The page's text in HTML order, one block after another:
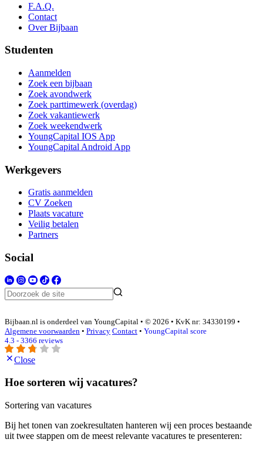
F.A.Q.
Contact
Over Bijbaan
Studenten
Aanmelden
Zoek een bijbaan
Zoek avondwerk
Zoek parttimewerk (overdag)
Zoek vakantiewerk
Zoek weekendwerk
YoungCapital IOS App
YoungCapital Android App
Werkgevers
Gratis aanmelden
CV Zoeken
Plaats vacature
Veilig betalen
Partners
Social
Bijbaan.nl is onderdeel van YoungCapital • © 2026 • KvK nr: 34330199 •
Algemene voorwaarden • Privacy Contact • YoungCapital score
4.3 - 3366 reviews
Close
Hoe sorteren wij vacatures?
Sortering van vacatures
Bij het tonen van zoekresultaten hanteren wij een proces bestaande
uit twee stappen om de meest relevante vacatures te presenteren: